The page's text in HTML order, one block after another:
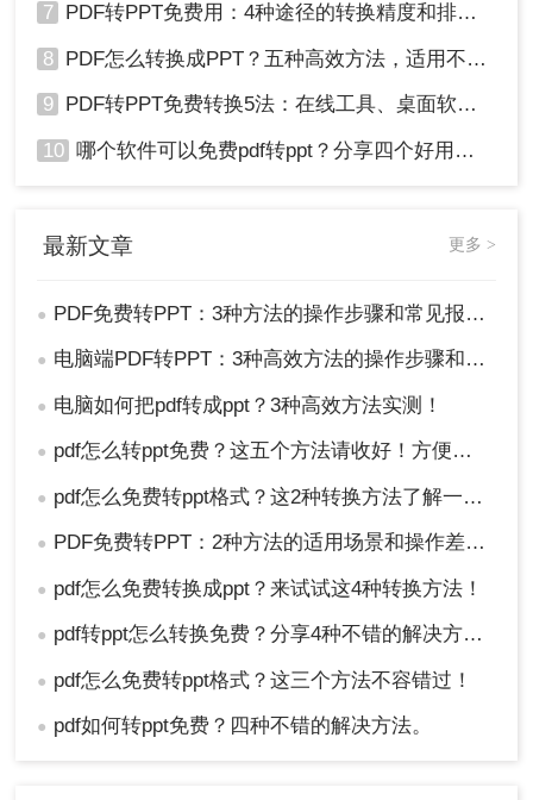
1、右键PDF文件——点击【属性】——将
【.PDF】
2、修改为【.PPT】——点击【确定】。
注意
：此方法可能会导致文件损坏或无法打开，因
此在使用前请务必备份原始文件。
总结
以上就是如何免费将pdf转换成PPT的方法介绍了各
有优缺点，用户可以根据自己的需求和实际情况选
法，都需要注意转换前的文件准备和转换后的文件
检查，以确保转换效果满足自己的需求。同时，也
要注意选择安全可靠的转换工具或软件，避免泄露
7 PDF转PPT免费用：4种途径的转换精度和排版保留能力对比！
8 PDF怎么转换成PPT？五种高效方法，适用不同场景全解析！
9 PDF转PPT免费转换5法：在线工具、桌面软件和PPT插件的优劣！
10 哪个软件可以免费pdf转ppt？分享四个好用的转换工具！
最新文章 更多 >
● PDF免费转PPT：3种方法的操作步骤和常见报错处理!
● 电脑端PDF转PPT：3种高效方法的操作步骤和格式保留设置！
● 电脑如何把pdf转成ppt？3种高效方法实测！
● pdf怎么转ppt免费？这五个方法请收好！方便又好用！
● pdf怎么免费转ppt格式？这2种转换方法了解一下！
● PDF免费转PPT：2种方法的适用场景和操作差异！
● pdf怎么免费转换成ppt？来试试这4种转换方法！
● pdf转ppt怎么转换免费？分享4种不错的解决方法！
● pdf怎么免费转ppt格式？这三个方法不容错过！
● pdf如何转ppt免费？四种不错的解决方法。